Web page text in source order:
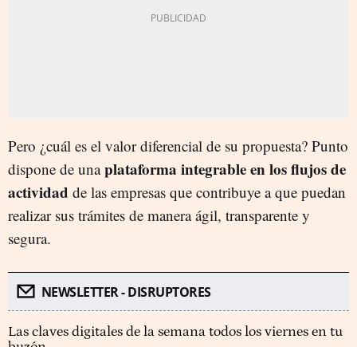
Pero ¿cuál es el valor diferencial de su propuesta? Punto
dispone de unaplataforma integrable en los flujos de
actividad de las empresas que contribuye a que puedan
realizar sus trámites de manera ágil, transparente y
segura.
NEWSLETTER - DISRUPTORES
Las claves digitales de la semana todos los viernes en tu